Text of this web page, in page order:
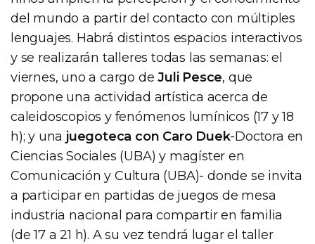
del mundo a partir del contacto con múltiples
lenguajes. Habrá distintos espacios interactivos
y se realizarán talleres todas las semanas: el
viernes, uno a cargo deJuli Pesce, que
propone una actividad artística acerca de
caleidoscopios y fenómenos lumínicos (17 y 18
h); y una juegoteca con Caro Duek-Doctora en
Ciencias Sociales (UBA) y magíster en
Comunicación y Cultura (UBA)- donde se invita
a participar en partidas de juegos de mesa
industria nacional para compartir en familia
(de 17 a 21 h). A su vez tendrá lugar el taller